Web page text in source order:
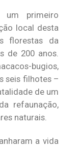
um primeiro
local desta
florestas da
de 200 anos.
bugios,
seis filhotes –
de um
refaunação,
naturais.
a vida